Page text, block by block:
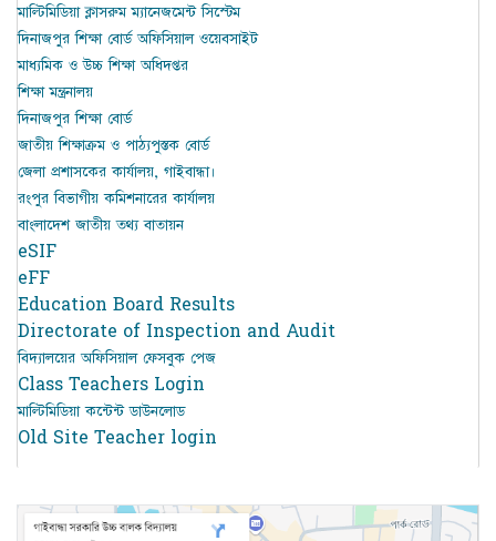
মাল্টিমিডিয়া ক্লাসরুম ম্যানেজমেন্ট সিস্টেম
দিনাজপুর শিক্ষা বোর্ড অফিসিয়াল ওয়েবসাইট
মাধ্যমিক ও উচ্চ শিক্ষা অধিদপ্তর
শিক্ষা মন্ত্রনালয়
দিনাজপুর শিক্ষা বোর্ড
জাতীয় শিক্ষাক্রম ও পাঠ্যপুস্তক বোর্ড
জেলা প্রশাসকের কার্যালয়, গাইবান্ধা।
রংপুর বিভাগীয় কমিশনারের কার্যালয়
বাংলাদেশ জাতীয় তথ্য বাতায়ন
eSIF
eFF
Education Board Results
Directorate of Inspection and Audit
বিদ্যালয়ের অফিসিয়াল ফেসবুক পেজ
Class Teachers Login
মাল্টিমিডিয়া কন্টেন্ট ডাউনলোড
Old Site Teacher login